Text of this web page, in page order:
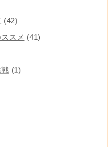
(42)
スメ (41)
(1)